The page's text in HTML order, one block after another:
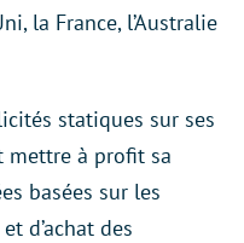
la France, l’Australie
statiques sur ses
mettre à profit sa
basées sur les
d’achat des